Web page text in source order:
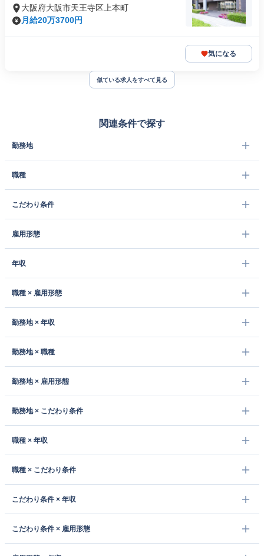
大阪府大阪市天王寺区上本町
月給20万3700円
気になる
似ている求人をすべて見る
関連条件で探す
勤務地
職種
こだわり条件
雇用形態
年収
職種 × 雇用形態
勤務地 × 年収
勤務地 × 職種
勤務地 × 雇用形態
勤務地 × こだわり条件
職種 × 年収
職種 × こだわり条件
こだわり条件 × 年収
こだわり条件 × 雇用形態